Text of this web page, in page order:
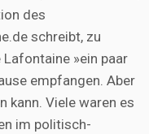
des
schreibt, zu
»ein paar
empfangen. Aber
kann. Viele waren es
im politisch-